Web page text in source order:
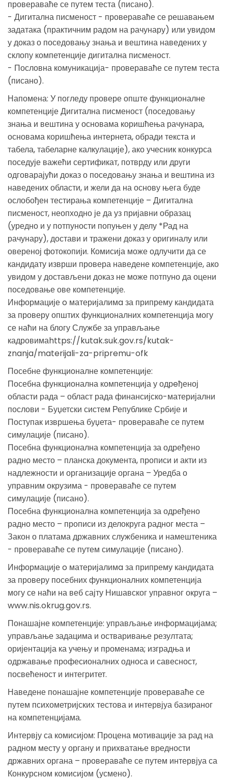
провераваће се путем теста (писано).
- Дигитална писменост - провераваће се решавањем
задатака (практичним радом на рачунару) или увидом
у доказ о поседовању знања и вештина наведених у
склопу компетенције дигитална писменост.
- Пословна комуникација- провераваће се путем теста
(писано).
Напомена: У погледу провере опште функционалне
компетенције Дигитална писменост (поседовању
знања и вештина у основама коришћења рачунара,
основама коришћења интернета, обради текста и
табела, табеларне калкулације), ако учесник конкурса
поседује важећи сертификат, потврду или други
одговарајући доказ о поседовању знања и вештина из
наведених области, и жели да на основу њега буде
ослобођен тестирања компетенције – Дигитална
писменост, неопходно је да уз пријавни образац
(уредно и у потпуности попуњен у делу *Рад на
рачунару), достави и тражени доказ у оригиналу или
овереној фотокопији. Комисија може одлучити да се
кандидату изврши провера наведене компетенције, ако
увидом у достављени доказ не може потпуно да оцени
поседовање ове компетенције.
Информације o материјалимa за припрему кандидата
за проверу општих функционалних компетенција могу
се наћи на блогу Службе за управљање
кадровимаhttps://kutak.suk.gov.rs/kutak-
znanja/materijali-za-pripremu-ofk
Посебне функционалне компетенције:
Посебна функционална компетенција у одрeђеној
области рада – област рада финансијско-материјални
послови - Буџетски систем Републике Србије и
Поступак извршења буџета- провераваће се путем
симулације (писано).
Посебна функционална компетенција за одређено
радно место – планска документа, прописи и акти из
надлежности и организације органа – Уредба о
управним окрузима - провераваће се путем
симулације (писано).
Посебна функционална компетенција за одређено
радно место – прописи из делокруга радног места –
Закон о платама државних службеника и намештеника
- провераваће се путем симулације (писано).
Информације o материјалимa за припрему кандидата
за проверу посебних функционалних компетенција
могу се наћи на веб сајту Нишавског управног округа –
www.nis.okrug.gov.rs.
Понашајне компетенције: управљање информацијама;
управљање задацима и остваривање резултата;
оријентација ка учењу и променама; изградња и
одржавање професионалних односа и савесност,
посвећеност и интегритет.
Наведене понашајне компетенције провераваће се
путем психометријских тестова и интервјуа базираног
на компетенцијама.
Интервју са комисијом: Процена мотивације за рад на
радном месту у органу и прихватање вредности
државних органа – провераваће се путем интервјуа са
Конкурсном комисијом (усмено).